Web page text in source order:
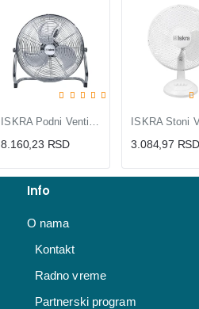
8.160,23 RSD 3.084,97 RSD
Info
O nama
Kontakt
Radno vreme
Partnerski program